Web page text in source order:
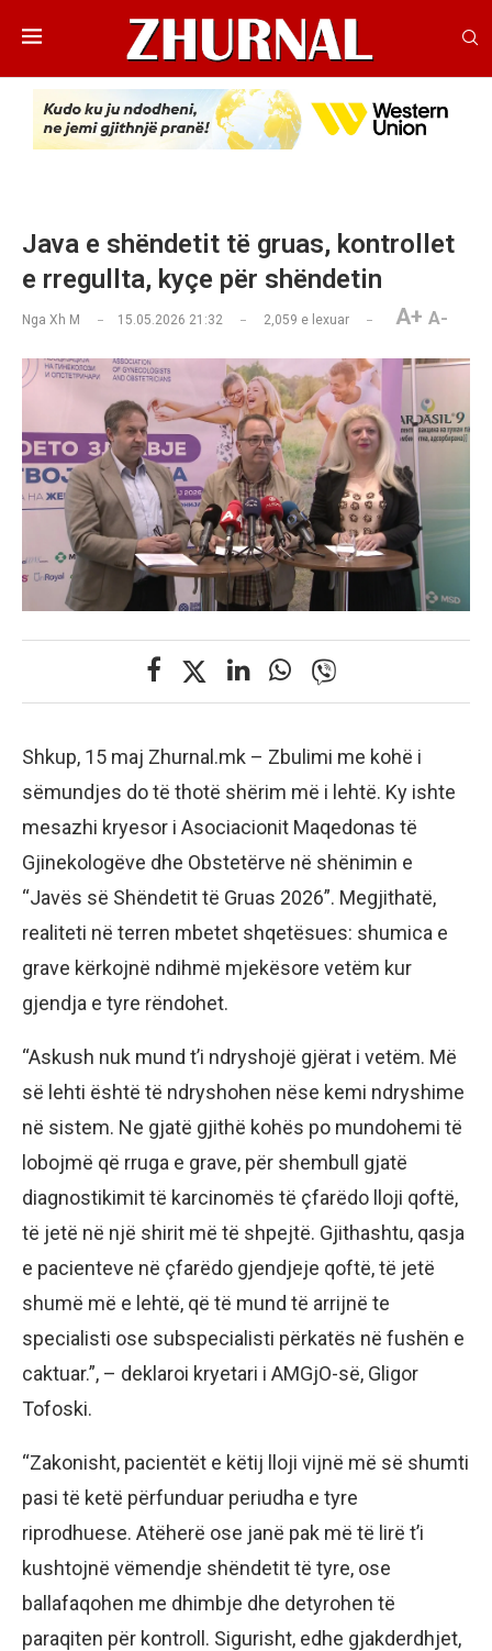
Java e shëndetit të gruas, kontrollet
e rregullta, kyçe për shëndetin
Nga Xh M 15.05.2026 21:32 2,059 e lexuar A+ A-
Shkup, 15 maj Zhurnal.mk – Zbulimi me kohë i
sëmundjes do të thotë shërim më i lehtë. Ky ishte
mesazhi kryesor i Asociacionit Maqedonas të
Gjinekologëve dhe Obstetërve në shënimin e
“Javës së Shëndetit të Gruas 2026”. Megjithatë,
realiteti në terren mbetet shqetësues: shumica e
grave kërkojnë ndihmë mjekësore vetëm kur
gjendja e tyre rëndohet.
“Askush nuk mund t’i ndryshojë gjërat i vetëm. Më
së lehti është të ndryshohen nëse kemi ndryshime
në sistem. Ne gjatë gjithë kohës po mundohemi të
lobojmë që rruga e grave, për shembull gjatë
diagnostikimit të karcinomës të çfarëdo lloji qoftë,
të jetë në një shirit më të shpejtë. Gjithashtu, qasja
e pacienteve në çfarëdo gjendjeje qoftë, të jetë
shumë më e lehtë, që të mund të arrijnë te
specialisti ose subspecialisti përkatës në fushën e
caktuar.”, – deklaroi kryetari i AMGjO-së, Gligor
Tofoski.
“Zakonisht, pacientët e këtij lloji vijnë më së shumti
pasi të ketë përfunduar periudha e tyre
riprodhuese. Atëherë ose janë pak më të lirë t’i
kushtojnë vëmendje shëndetit të tyre, ose
ballafaqohen me dhimbje dhe detyrohen të
paraqiten për kontroll. Sigurisht, edhe gjakderdhjet,